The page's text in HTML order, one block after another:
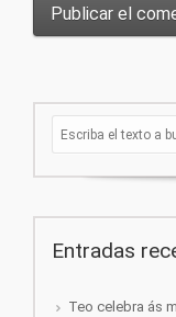
Entradas
Teo celebra ás